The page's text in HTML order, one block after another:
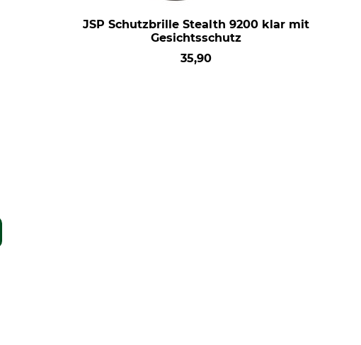
JSP Schutzbrille Stealth 9200 klar mit
Gesichtsschutz
35,90